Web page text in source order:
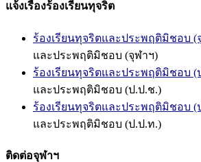
แจ้งเรื่องร้องเรียนทุจริต
ร้องเรียนทุจริตและประพฤติมิชอบ (
และประพฤติมิชอบ (จุฬาฯ)
ร้องเรียนทุจริตและประพฤติมิชอบ (
และประพฤติมิชอบ (ป.ป.ช.)
ร้องเรียนทุจริตและประพฤติมิชอบ (
และประพฤติมิชอบ (ป.ป.ท.)
ติดต่อจุฬาฯ